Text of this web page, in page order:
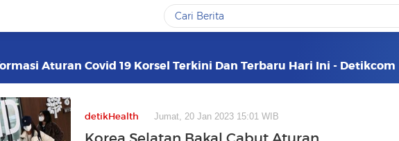
Aturan Covid 19 Korsel Terkini Dan Terbaru Hari Ini - Detikcom
detikHealth Jumat, 20 Jan 2023 15:01 WIB